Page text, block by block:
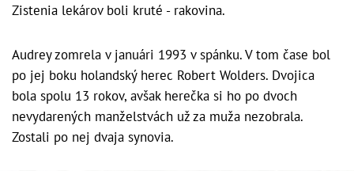
Zistenia lekárov boli kruté - rakovina.
Audrey zomrela v januári 1993 v spánku. V tom čase bol
po jej boku holandský herec Robert Wolders. Dvojica
bola spolu 13 rokov, avšak herečka si ho po dvoch
nevydarených manželstvách už za muža nezobrala.
Zostali po nej dvaja synovia.